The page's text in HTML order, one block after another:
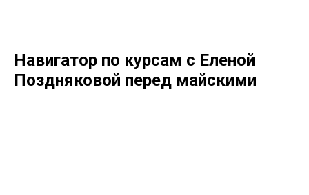
Навигатор по курсам с Еленой
Поздняковой перед майскими